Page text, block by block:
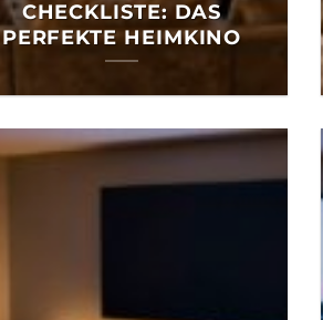
CHECKLISTE: DAS
PERFEKTE HEIMKINO